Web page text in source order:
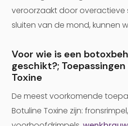
veroorzaakt door overactieve
sluiten van de mond, kunnen
Voor wie is een
geschikt?;
Toxine
De meest voorkomende
Botuline Toxine zijn: